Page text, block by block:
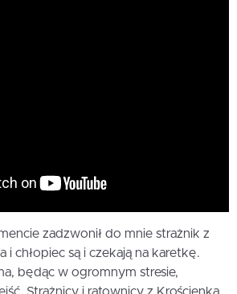
zadzwonił do mnie strażnik z
i chłopiec są i czekają na karetkę.
będąc w ogromnym stresie,